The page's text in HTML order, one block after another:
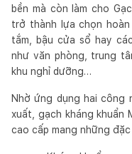
bền mà còn làm cho
trở thành lựa chọn
tắm, bậu cửa sổ hay
như văn phòng, trung
khu nghỉ dưỡng…
Nhờ ứng dụng hai công
xuất, gạch kháng khuẩn
cao cấp mang những